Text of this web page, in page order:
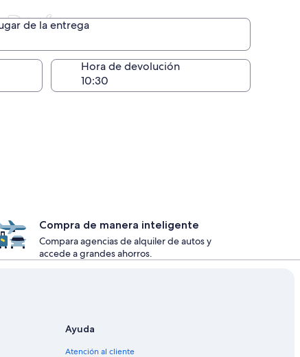
de la entrega
de la entrega
Hora de devolución
Compra de manera inteligente
Compara agencias de alquiler de autos y
accede a grandes ahorros.
Ayuda
Atención al cliente